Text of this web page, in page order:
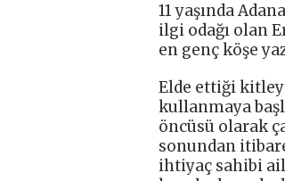
11 yaşında
ilgi odağı olan
en genç köşe
Elde ettiği
kullanmaya
öncüsü olarak
sonundan
ihtiyaç sahibi